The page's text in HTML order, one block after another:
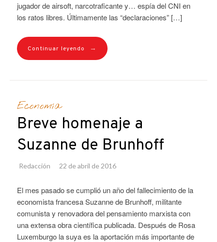
jugador de airsoft, narcotraficante y… espía del CNI en
los ratos libres. Últimamente las “declaraciones” […]
Continuar leyendo →
Economía
Breve homenaje a
Suzanne de Brunhoff
Redacción 22 de abril de 2016
El mes pasado se cumplió un año del fallecimiento de la
economista francesa Suzanne de Brunhoff, militante
comunista y renovadora del pensamiento marxista con
una extensa obra científica publicada. Después de Rosa
Luxemburgo la suya es la aportación más importante de